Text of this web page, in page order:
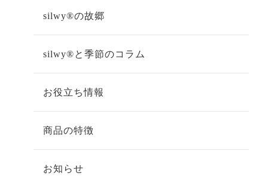
silwy®の故郷
silwy®と季節のコラム
お役立ち情報
商品の特徴
お知らせ